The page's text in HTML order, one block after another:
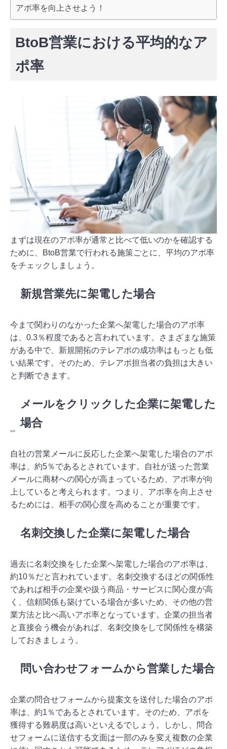
アポ率を向上させよう！
BtoB営業における平均的なア
ポ率
まずは現在のアポ率が通常と比べて低いのかを確認する
ために、BtoB営業で行われる施策ごとに、平均のアポ率
をチェックしましょう。
新規営業先に架電した場合
今まで関わりのなかった企業へ架電した場合のアポ率
は、0.3％程度であると言われています。さまざまな施策
がある中で、新規開拓のテレアポの成功率はもっとも低
い結果です。そのため、テレアポ担当者の負担は大きい
と判断できます。
メールをクリックした企業に架電した
場合
自社の営業メールに反応した企業へ架電した場合のアポ
率は、約5％であるとされています。自社が送った営業
メールに商材への関心が高まっているため、アポ率が向
上していると考えられます。つまり、アポ率を向上させ
るためには、相手の関心度を高めることが重要です。
名刺交換した企業に架電した場合
過去に名刺交換をした企業へ架電した場合のアポ率は、
約10％だと言われています。名刺交換するほどの関係性
であれば相手の企業や扱う商品・サービスに関心度が高
く、信頼関係も築けている場合が多いため、その他の営
業方法と比べ高いアポ率となっています。企業の担当者
と直接会う機会があれば、名刺交換をして関係性を構築
しておきましょう。
問い合わせフォームから営業した場合
企業の問合せフォームから提案文を送付した場合のアポ
率は、約1％であるとされています。そのため、アポを
獲得する難易度は高いといえるでしょう。しかし、問合
せフォームに送信する文面は一部のみを変え複数の企業